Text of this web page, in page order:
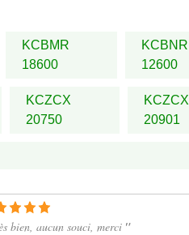
KCBMR
18600
KCBNR
12600
KCZCX
20750
KCZCX
20901